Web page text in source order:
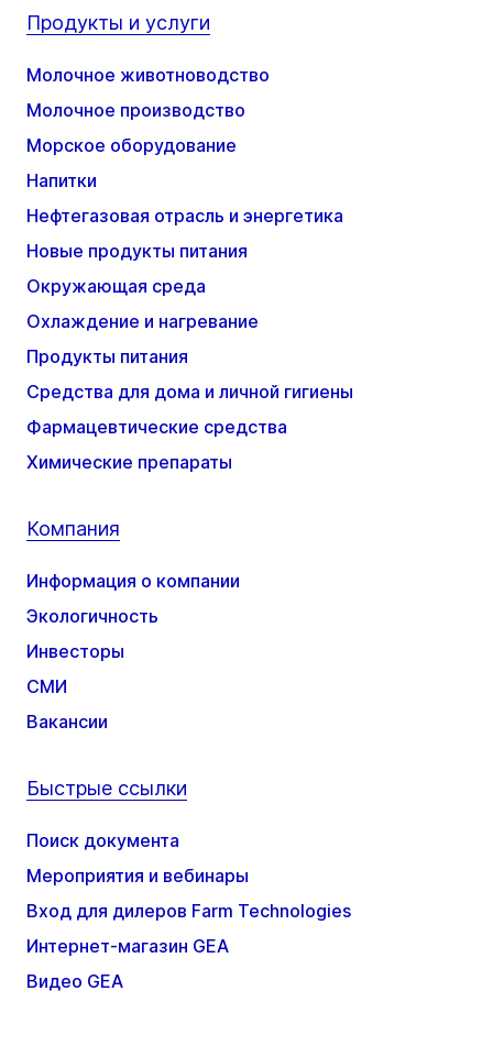
Продукты и услуги
Молочное животноводство
Молочное производство
Морское оборудование
Напитки
Нефтегазовая отрасль и энергетика
Новые продукты питания
Окружающая среда
Охлаждение и нагревание
Продукты питания
Средства для дома и личной гигиены
Фармацевтические средства
Химические препараты
Компания
Информация о компании
Экологичность
Инвесторы
СМИ
Вакансии
Быстрые ссылки
Поиск документа
Мероприятия и вебинары
Вход для дилеров Farm Technologies
Интернет-магазин GEA
Видео GEA